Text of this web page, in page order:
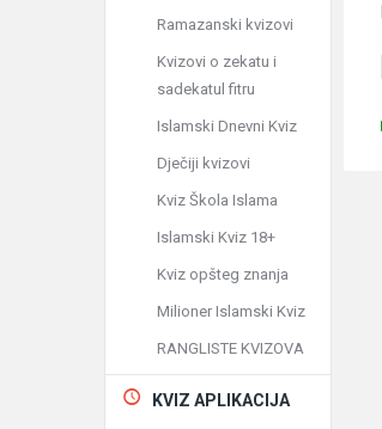
Ramazanski kvizovi
Kvizovi o zekatu i
sadekatul fitru
Islamski Dnevni Kviz
Dječiji kvizovi
Kviz Škola Islama
Islamski Kviz 18+
Kviz opšteg znanja
Milioner Islamski Kviz
RANGLISTE KVIZOVA
KVIZ APLIKACIJA